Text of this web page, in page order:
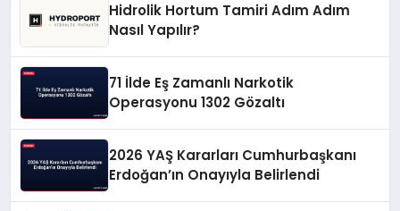
Hidrolik Hortum Tamiri Adım Adım
Nasıl Yapılır?
71 İlde Eş Zamanlı Narkotik
Operasyonu 1302 Gözaltı
2026 YAŞ Kararları Cumhurbaşkanı
Erdoğan’ın Onayıyla Belirlendi